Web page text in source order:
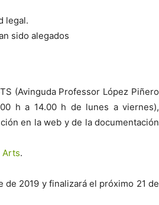
legal.
sido alegados
(Avinguda Professor López Piñero
h a 14.00 h de lunes a viernes),
en la web y de la documentación
Arts.
2019 y finalizará el próximo 21 de